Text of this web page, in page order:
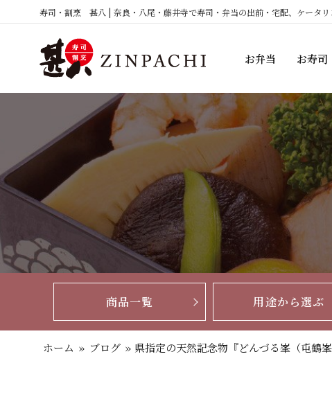
ン
プ
寿司・割烹 甚八 | 奈良・八尾・藤井寺で寿司・弁当の出前・宅配、ケータリ
お弁当 お寿司
商品一覧 用途から選ぶ
ホーム » ブログ » 県指定の天然記念物『どんづる峯（屯鶴